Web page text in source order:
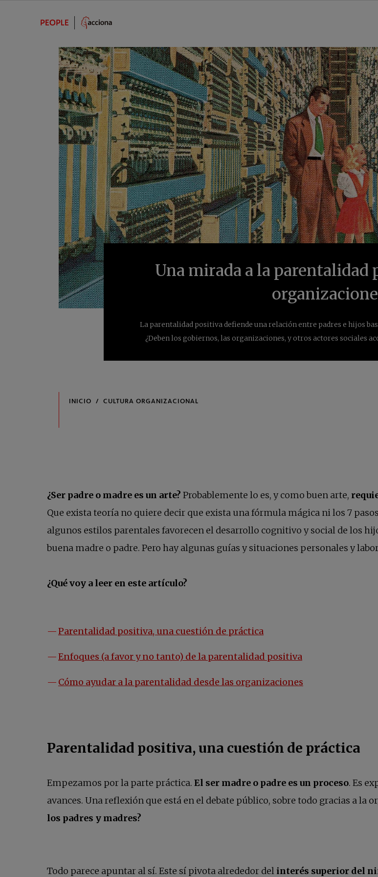
Una mirada a la parentalidad
La parentalidad positiva defiende una relación entre padres e hijos
¿Deben los gobiernos, las organizaciones, y otros actores sociales
¿Ser padre o madre es un arte? Probablemente lo es, y como buen arte,
Que exista teoría no quiere decir que exista una fórmula mágica ni los 7
algunos estilos parentales favorecen el desarrollo cognitivo y social de los
buena madre o padre. Pero hay algunas guías y situaciones personales y
¿Qué voy a leer en este artículo?
Parentalidad positiva, una cuestión de práctica
Enfoques (a favor y no tanto) de la parentalidad positiva
Cómo ayudar a la parentalidad desde las organizaciones
Parentalidad positiva, una cuestión de práctica
Empezamos por la parte práctica. El ser madre o padre es un proceso. Es
avances. Una reflexión que está en el debate público, sobre todo gracias a la
los padres y madres?
Todo parece apuntar al sí. Este sí pivota alrededor del interés superior del